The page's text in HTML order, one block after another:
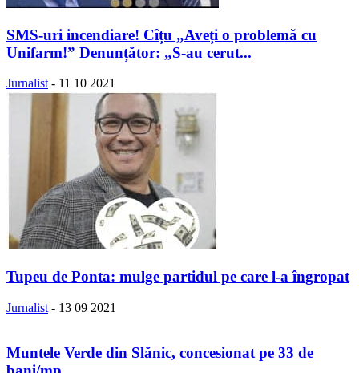
SMS-uri incendiare! Cîțu „Aveți o problemă cu
Unifarm!” Denunțător: „S-au cerut...
Jurnalist - 11 10 2021
Tupeu de Ponta: mulge partidul pe care l-a îngropat
Jurnalist - 13 09 2021
Muntele Verde din Slănic, concesionat pe 33 de